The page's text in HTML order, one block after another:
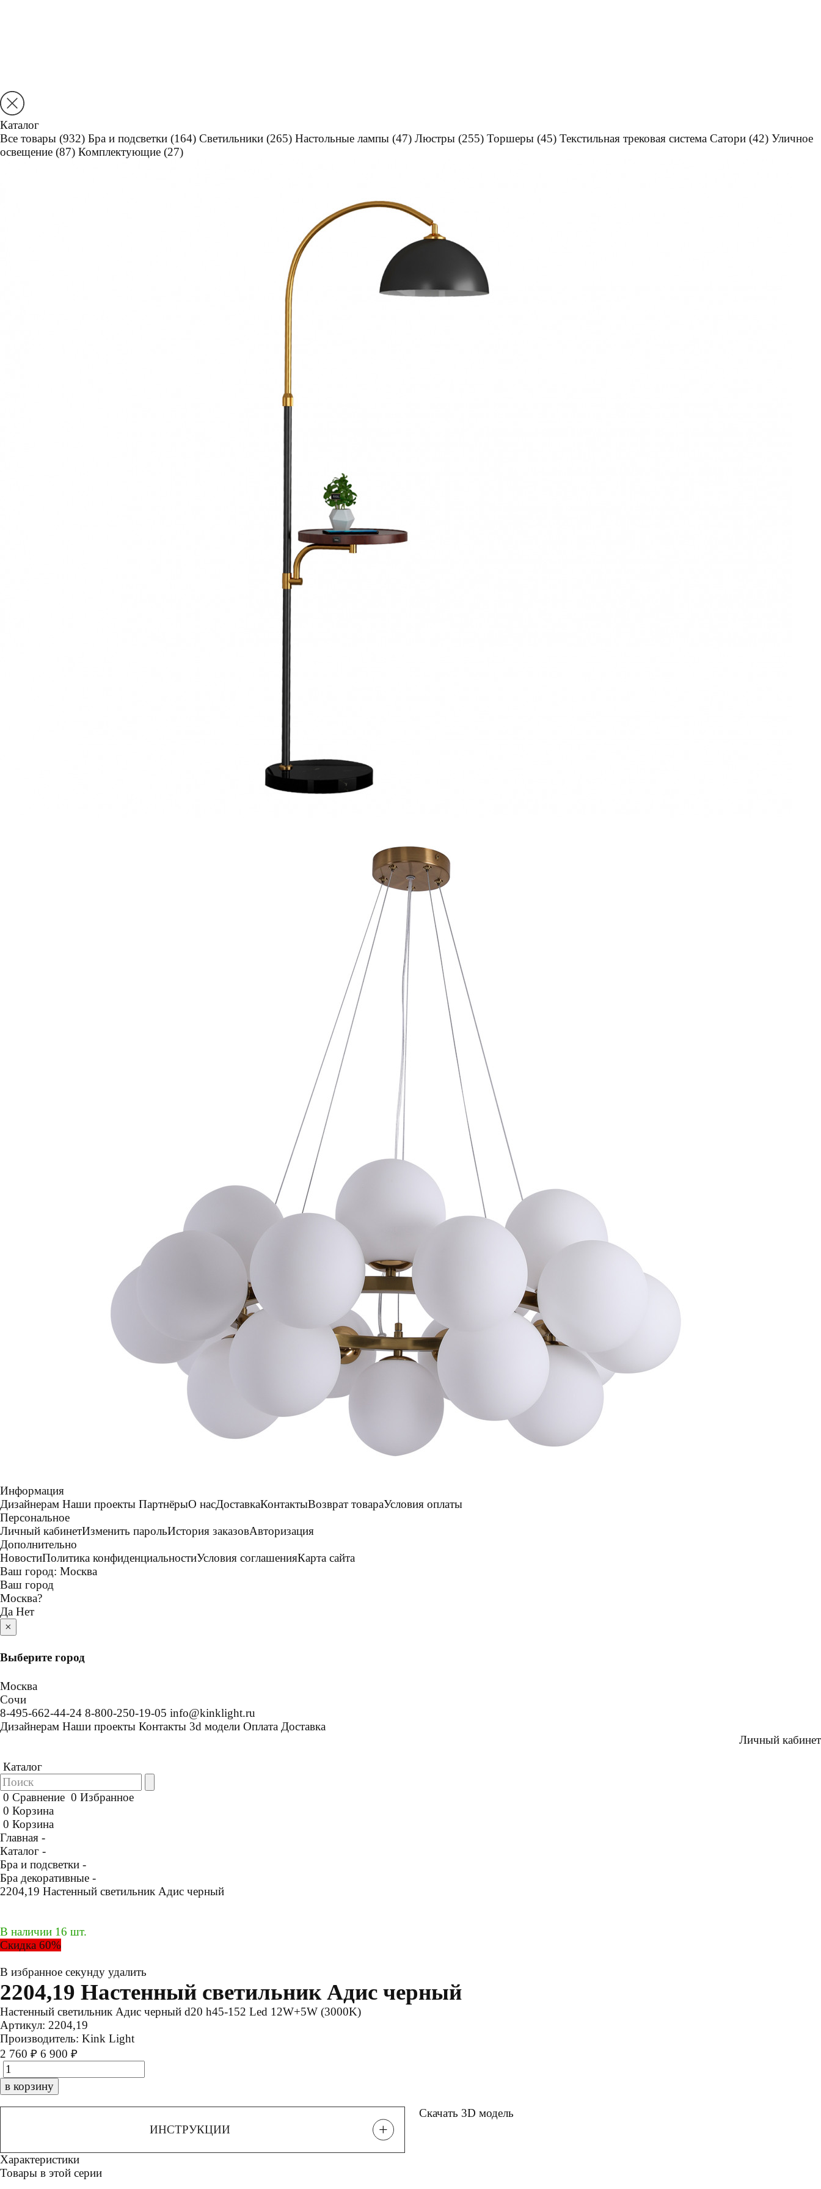
Каталог
Все товары (932) Бра и подсветки (164) Светильники (265) Настольные лампы (47) Люстры (255) Торшеры (45) Текстильная трековая система Сатори (42) Уличное
освещение (87) Комплектующие (27)
Информация
Дизайнерам Наши проекты ПартнёрыО насДоставкаКонтактыВозврат товараУсловия оплаты
Персональное
Личный кабинетИзменить парольИстория заказовАвторизация
Дополнительно
НовостиПолитика конфиденциальностиУсловия соглашенияКарта сайта
Ваш город: Москва
Ваш город
Москва?
Да Нет
×
Выберите город
Москва
Сочи
8-495-662-44-24 8-800-250-19-05 info@kinklight.ru
Дизайнерам Наши проекты Контакты 3d модели Оплата Доставка
Личный кабинет
Каталог
0 Сравнение 0 Избранное
0 Корзина
0 Корзина
Главная -
Каталог -
Бра и подсветки -
Бра декоративные -
2204,19 Настенный светильник Адис черный
В наличии 16 шт.
Скидка 60%
В избранное секунду удалить
2204,19 Настенный светильник Адис черный
Настенный светильник Адис черный d20 h45-152 Led 12W+5W (3000K)
Артикул: 2204,19
Производитель: Kink Light
2 760 ₽ 6 900 ₽
в корзину
ИНСТРУКЦИИ +
Скачать 3D модель
Характеристики
Товары в этой серии